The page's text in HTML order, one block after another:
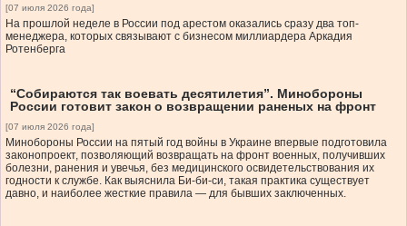
[07 июля 2026 года]
На прошлой неделе в России под арестом оказались сразу два топ-
менеджера, которых связывают с бизнесом миллиардера Аркадия
Ротенберга
“Собираются так воевать десятилетия”. Минобороны
России готовит закон о возвращении раненых на фронт
[07 июля 2026 года]
Минобороны России на пятый год войны в Украине впервые подготовила
законопроект, позволяющий возвращать на фронт военных, получивших
болезни, ранения и увечья, без медицинского освидетельствования их
годности к службе. Как выяснила Би-би-си, такая практика существует
давно, и наиболее жесткие правила — для бывших заключенных.